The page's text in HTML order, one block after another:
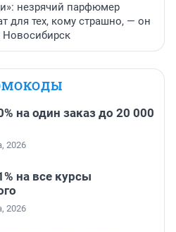
незрячий парфюмер
для тех, кому страшно, — он
Новосибирск
на один заказ до 20 000
2026
на все курсы
2026